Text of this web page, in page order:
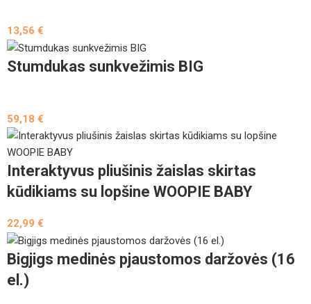
13,56€
Stumdukas sunkvežimis BIG
59,18€
Interaktyvus pliušinis žaislas skirtas
kūdikiams su lopšine WOOPIE BABY
22,99€
Bigjigs medinės pjaustomos daržovės (16
el.)